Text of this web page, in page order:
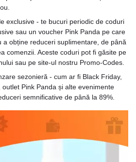
exclusive - te bucuri periodic de coduri
sau un voucher Pink Panda pe care
a obține reduceri suplimentare, de până
comenzii. Aceste coduri pot fi găsite pe
sau pe site-ul nostru Promo-Codes.
sezonieră - cum ar fi Black Friday,
outlet Pink Panda și alte evenimente
semnificative de până la 89%.